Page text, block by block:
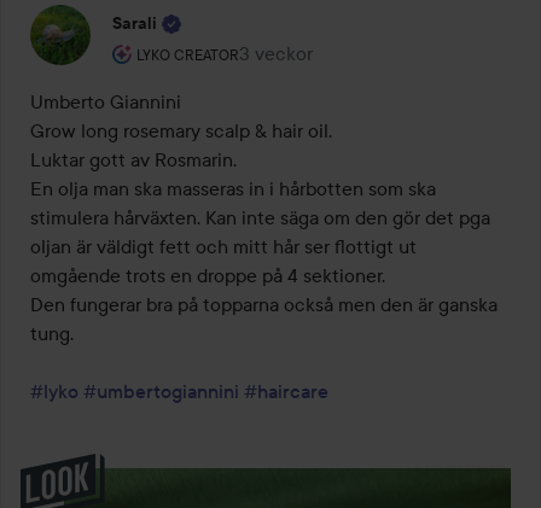
Sarali
LYKO CREATOR
Användarens roll: Lyko Creator.
3 veckor
Inlägget skapades 3 veckor
Umberto Giannini
Grow long rosemary scalp & hair oil.
Luktar gott av Rosmarin.
En olja man ska masseras in i hårbotten som ska
stimulera hårväxten. Kan inte säga om den gör det pga
oljan är väldigt fett och mitt hår ser flottigt ut
omgående trots en droppe på 4 sektioner.
Den fungerar bra på topparna också men den är ganska
tung.
#lyko #umbertogiannini #haircare